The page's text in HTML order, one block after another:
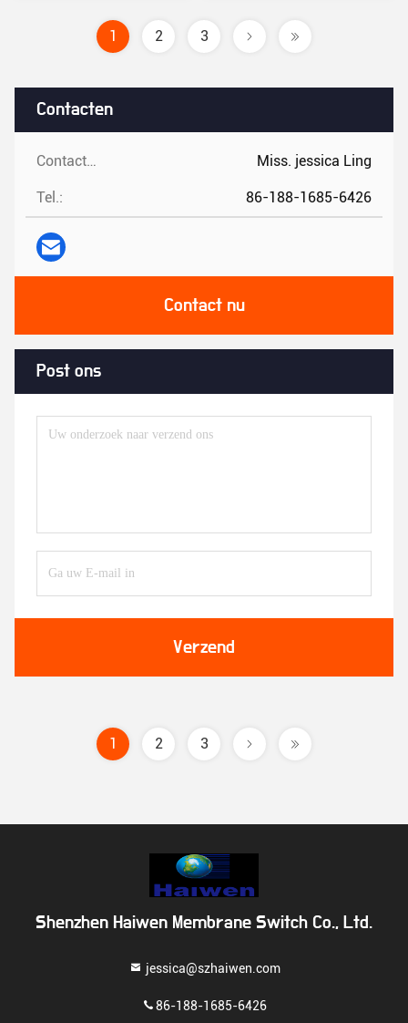
Contacten
Contacten: Miss. jessica Ling
Tel.: 86-188-1685-6426
Contact nu
Post ons
Verzend
1 2 3
1 2 3
Shenzhen Haiwen Membrane Switch Co., Ltd.
jessica@szhaiwen.com
86-188-1685-6426